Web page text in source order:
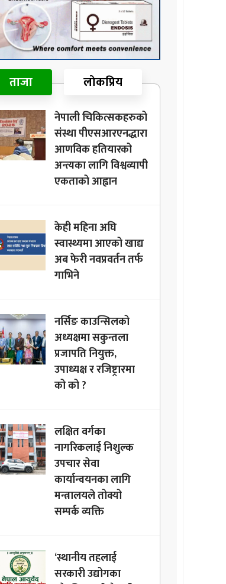
ताजा लोकप्रिय
नेपाली चिकित्सकहरुको
संस्था पीएसआरएनद्धारा
आणविक हतियारको
अन्त्यका लागि विश्वव्यापी
एकताको आह्वान
केही महिना अघि
स्वास्थ्यमा आएको खाद्य
अब फेरी नवप्रवर्तन तर्फ
गाभिने
नर्सिङ काउन्सिलको
अध्यक्षमा सकुन्तला
प्रजापति नियुक्त,
उपाध्यक्ष र रजिष्ट्रारमा
को को ?
लक्षित वर्गका
नागरिकलाई निशुल्क
उपचार सेवा
कार्यान्वयनका लागि
मन्त्रालयले तोक्यो
सम्पर्क व्यक्ति
‘स्थानीय तहलाई
सरकारी उद्योगका